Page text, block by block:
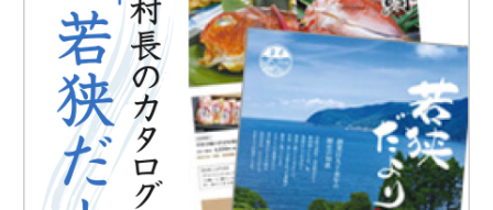
鯖街道ウォーキング